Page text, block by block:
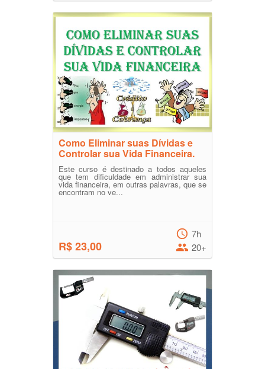
Como Eliminar suas Dívidas e
Controlar sua Vida Financeira.
Este curso é destinado a todos aqueles
que tem dificuldade em administrar sua
vida financeira, em outras palavras, que se
encontram no ve...
R$ 23,00
7h
20+